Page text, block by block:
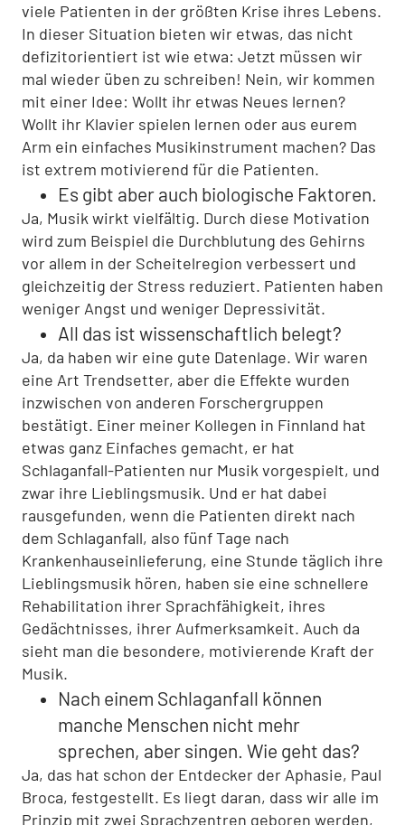
viele Patienten in der größten Krise ihres Lebens.
In dieser Situation bieten wir etwas, das nicht
defizitorientiert ist wie etwa: Jetzt müssen wir
mal wieder üben zu schreiben! Nein, wir kommen
mit einer Idee: Wollt ihr etwas Neues lernen?
Wollt ihr Klavier spielen lernen oder aus eurem
Arm ein einfaches Musikinstrument machen? Das
ist extrem motivierend für die Patienten.
Es gibt aber auch biologische Faktoren.
Ja, Musik wirkt vielfältig. Durch diese Motivation
wird zum Beispiel die Durchblutung des Gehirns
vor allem in der Scheitelregion verbessert und
gleichzeitig der Stress reduziert. Patienten haben
weniger Angst und weniger Depressivität.
All das ist wissenschaftlich belegt?
Ja, da haben wir eine gute Datenlage. Wir waren
eine Art Trendsetter, aber die Effekte wurden
inzwischen von anderen Forschergruppen
bestätigt. Einer meiner Kollegen in Finnland hat
etwas ganz Einfaches gemacht, er hat
Schlaganfall-Patienten nur Musik vorgespielt, und
zwar ihre Lieblingsmusik. Und er hat dabei
rausgefunden, wenn die Patienten direkt nach
dem Schlaganfall, also fünf Tage nach
Krankenhauseinlieferung, eine Stunde täglich ihre
Lieblingsmusik hören, haben sie eine schnellere
Rehabilitation ihrer Sprachfähigkeit, ihres
Gedächtnisses, ihrer Aufmerksamkeit. Auch da
sieht man die besondere, motivierende Kraft der
Musik.
Nach einem Schlaganfall können
manche Menschen nicht mehr
sprechen, aber singen. Wie geht das?
Ja, das hat schon der Entdecker der Aphasie, Paul
Broca, festgestellt. Es liegt daran, dass wir alle im
Prinzip mit zwei Sprachzentren geboren werden,